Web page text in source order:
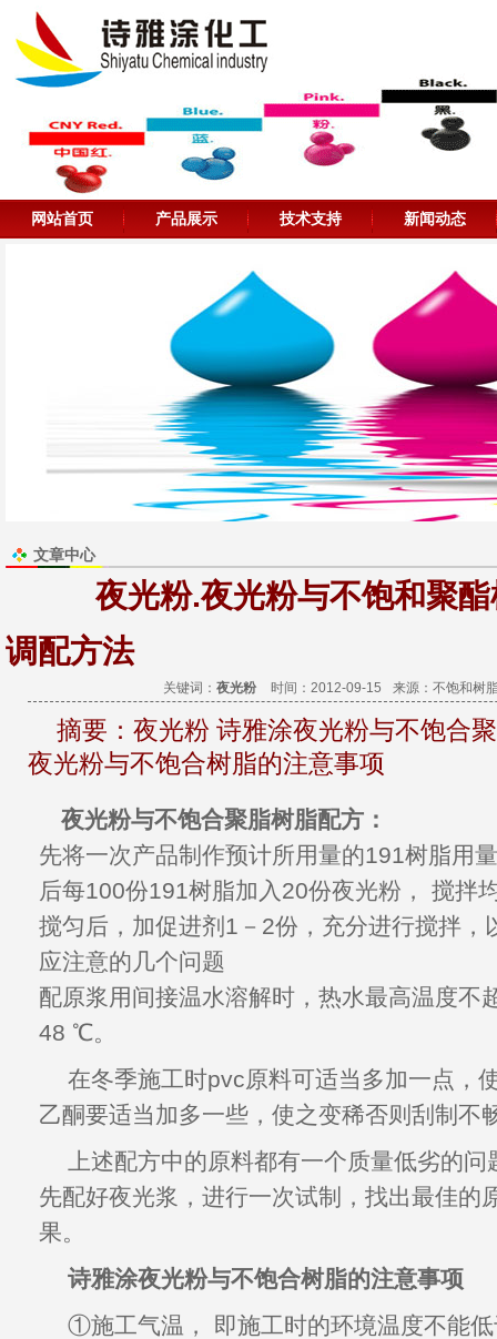
网站首页 产品展示 技术支持 新闻动态
文章中心
夜光粉.夜光粉与不饱和聚
调配方法
关键词： 夜光粉 时间：2012-09-15 来源： 不饱和树
摘要： 夜光粉 诗雅涂夜光粉与不饱合
夜光粉与不饱合树脂的注意事项
夜光粉与不饱合聚脂树脂配方：
先将一次产品制作预计所用量的191树脂用
后每100份191树脂加入20份夜光粉 ， 搅拌
搅匀后，加促进剂1－2份，充分进行搅拌
应注意的几个问题
配原浆用间接温水溶解时，热水最高温度不
48 ℃。
在冬季施工时pvc原料可适当多加一点，
乙酮要适当加多一些，使之变稀否则刮制不
上述配方中的原料都有一个质量低劣的
先配好夜光浆，进行一次试制，找出最佳的
果。
诗雅涂夜光粉与不饱合树脂的注意事项
①施工气温， 即施工时的环境温度不能